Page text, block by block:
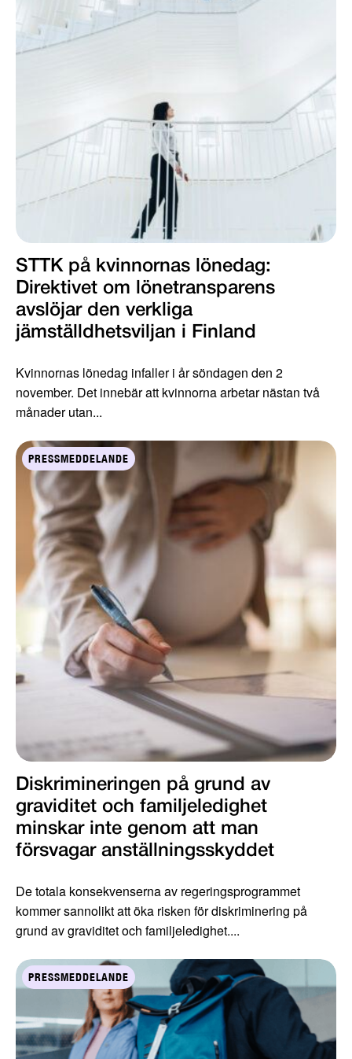
STTK på kvinnornas lönedag:
Direktivet om lönetransparens
avslöjar den verkliga
jämställdhetsviljan i Finland
Kvinnornas lönedag infaller i år söndagen den 2
november. Det innebär att kvinnorna arbetar nästan två
månader utan...
PRESSMEDDELANDE
Diskrimineringen på grund av
graviditet och familjeledighet
minskar inte genom att man
försvagar anställningsskyddet
De totala konsekvenserna av regeringsprogrammet
kommer sannolikt att öka risken för diskriminering på
grund av graviditet och familjeledighet....
PRESSMEDDELANDE